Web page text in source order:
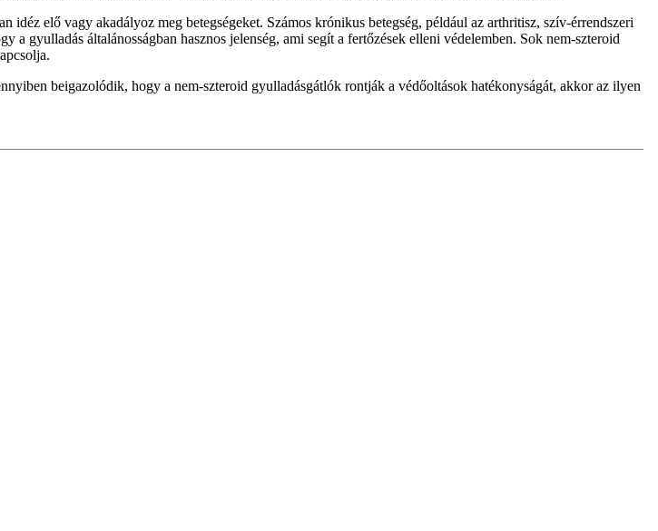
elő vagy akadályoz meg betegségeket. Számos krónikus betegség, például az arthritisz, szív-érrendszeri
gyulladás általánosságban hasznos jelenség, ami segít a fertőzések elleni védelemben. Sok nem-szteroid
beigazolódik, hogy a nem-szteroid gyulladásgátlók rontják a védőoltások hatékonyságát, akkor az ilyen